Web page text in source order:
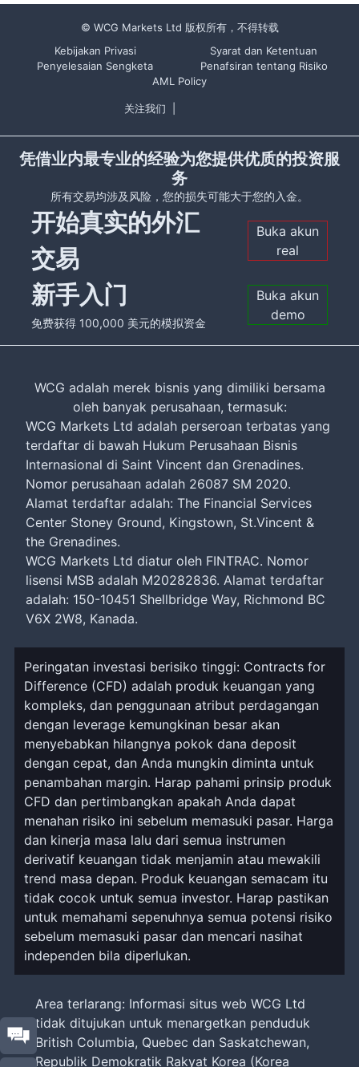
© WCG Markets Ltd 版权所有，不得转载
Kebijakan Privasi
Syarat dan Ketentuan
Penyelesaian Sengketa
Penafsiran tentang Risiko
AML Policy
关注我们
凭借业内最专业的经验为您提供优质的投资服
务
所有交易均涉及风险，您的损失可能大于您的入金。
开始真实的外汇
交易
Buka akun
real
新手入门
免费获得 100,000 美元的模拟资金
Buka akun
demo
WCG adalah merek bisnis yang dimiliki bersama
oleh banyak perusahaan, termasuk:
WCG Markets Ltd adalah perseroan terbatas yang
terdaftar di bawah Hukum Perusahaan Bisnis
Internasional di Saint Vincent dan Grenadines.
Nomor perusahaan adalah 26087 SM 2020.
Alamat terdaftar adalah: The Financial Services
Center Stoney Ground, Kingstown, St.Vincent &
the Grenadines.
WCG Markets Ltd diatur oleh FINTRAC. Nomor
lisensi MSB adalah M20282836. Alamat terdaftar
adalah: 150-10451 Shellbridge Way, Richmond BC
V6X 2W8, Kanada.
Peringatan investasi berisiko tinggi: Contracts for
Difference (CFD) adalah produk keuangan yang
kompleks, dan penggunaan atribut perdagangan
dengan leverage kemungkinan besar akan
menyebabkan hilangnya pokok dana deposit
dengan cepat, dan Anda mungkin diminta untuk
penambahan margin. Harap pahami prinsip produk
CFD dan pertimbangkan apakah Anda dapat
menahan risiko ini sebelum memasuki pasar. Harga
dan kinerja masa lalu dari semua instrumen
derivatif keuangan tidak menjamin atau mewakili
trend masa depan. Produk keuangan semacam itu
tidak cocok untuk semua investor. Harap pastikan
untuk memahami sepenuhnya semua potensi risiko
sebelum memasuki pasar dan mencari nasihat
independen bila diperlukan.
Area terlarang: Informasi situs web WCG Ltd
tidak ditujukan untuk menargetkan penduduk
British Columbia, Quebec dan Saskatchewan,
Republik Demokratik Rakyat Korea (Korea